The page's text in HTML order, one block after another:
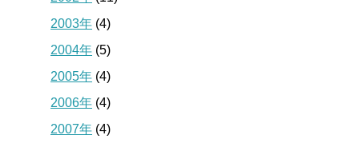
2003年 (4)
2004年 (5)
2005年 (4)
2006年 (4)
2007年 (4)